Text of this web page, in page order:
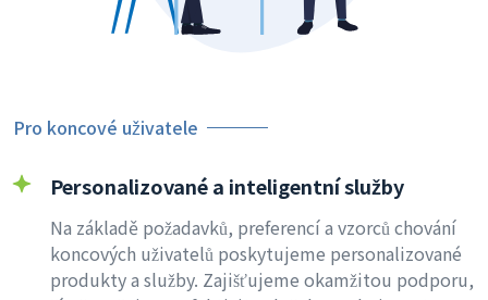
Pro koncové uživatele
Personalizované a inteligentní služby
Na základě požadavků, preferencí a vzorců chování
koncových uživatelů poskytujeme personalizované
produkty a služby. Zajišťujeme okamžitou podporu,